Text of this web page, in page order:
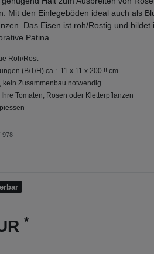
Mit den Einlegeböden ideal auch als
Das Eisen ist roh/Rostig und bildet
Patina.
Roh/Rost
(B/T/H) ca.: 11 x 11 x 200 !! cm
kein Zusammenbau notwendig
Tomaten, Rosen oder Kletterpflanzen
978
*